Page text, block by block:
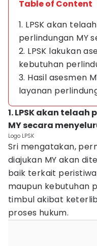
Table of Content
1. LPSK akan
perlindungan MY
2. LPSK lakukan
kebutuhan
3. Hasil asesmen
layanan
1. LPSK akan
MY secara
Logo LPSK
Sri mengatakan,
diajukan MY akan
baik terkait
maupun kebutuhan
timbul akibat
proses hukum.